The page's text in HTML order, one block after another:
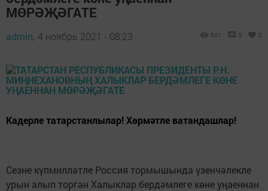
МӨРӘҖӘГАТЕ
admin, 4 ноябрь 2021 - 08:23 541 0 0
Кадерле татарстанлылар! Хөрмәтле ватандашлар!
Сезне күпмилләтле Россия тормышында үзенчәлекле
урын алып торган Халыклар бердәмлеге көне уңаеннан